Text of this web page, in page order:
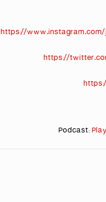
https://
https://
Podcast: